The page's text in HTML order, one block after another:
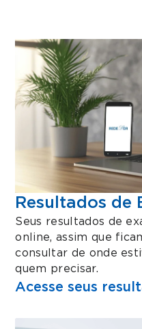
Resultados de
Seus resultados de
online, assim que
consultar de onde
quem precisar.
Acesse seus